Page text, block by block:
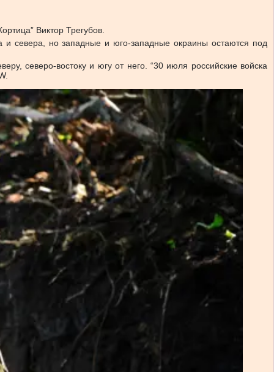
Виктор Трегубов.
и севера, но западные и юго-западные окраины остаются под
северо-востоку и югу от него. “30 июля российские войска